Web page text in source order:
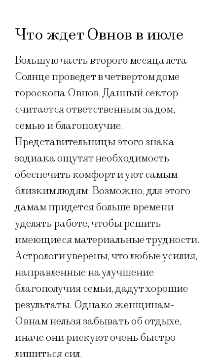
Что ждет Овнов в июле
Большую часть второго месяца лета
Солнце проведет в четвертом доме
гороскопа Овнов. Данный сектор
считается ответственным за дом,
семью и благополучие.
Представительницы этого знака
зодиака ощутят необходимость
обеспечить комфорт и уют самым
близким людям. Возможно, для этого
дамам придется больше времени
уделять работе, чтобы решить
имеющиеся материальные трудности.
Астрологи уверены, что любые усилия,
направленные на улучшение
благополучия семьи, дадут хорошие
результаты. Однако женщинам-
Овнам нельзя забывать об отдыхе,
иначе они рискуют очень быстро
лишиться сил.